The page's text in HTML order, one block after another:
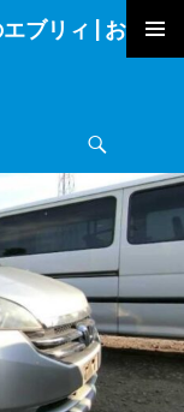
ブリィ | お電話